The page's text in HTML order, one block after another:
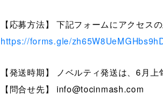
【応募方法】 下記フォームにアクセス
https://forms.gle/
【発送時期】 ノベルティ発送は、6月上
【問合せ先】 info@tocinmash.com